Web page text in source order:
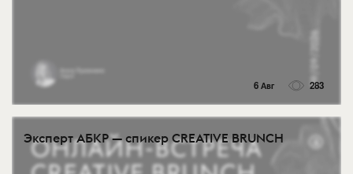
6 Авг 283
Эксперт АБКР — спикер CREATIVE BRUNCH